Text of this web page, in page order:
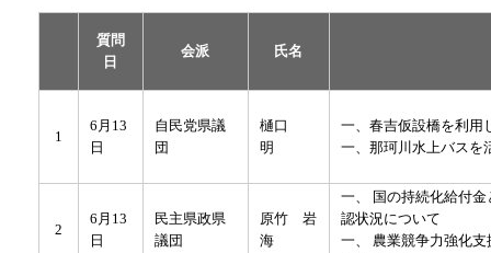
質問
日
会派 氏名
1
6月13
日
自民党県議
団
樋口
明
一、春吉仮設橋を利用
一、那珂川水上バスを
2
6月13
日
民主県政県
議団
原竹 岩
海
一、 国の持続化給付
認状況について
一、 農業競争力強化